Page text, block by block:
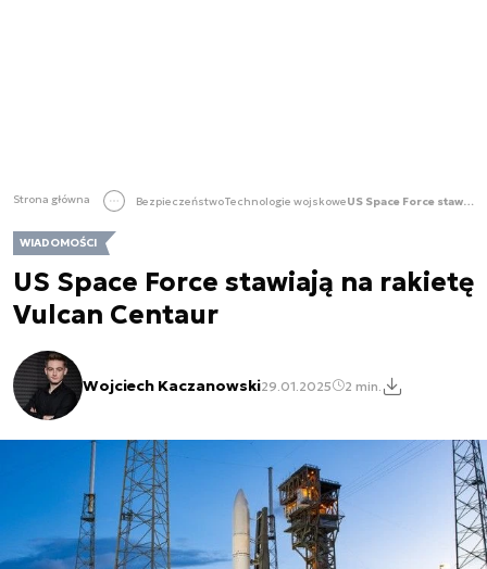
Strona główna BezpieczeństwoTechnologie wojskowe US Space Force stawiają na rakietę Vulcan Centaur
WIADOMOŚCI
US Space Force stawiają na rakietę
Vulcan Centaur
Wojciech Kaczanowski29.01.2025 2 min.